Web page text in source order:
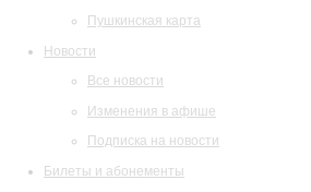
Пушкинская карта
Новости
Все новости
Изменения в афише
Подписка на новости
Билеты и абонементы